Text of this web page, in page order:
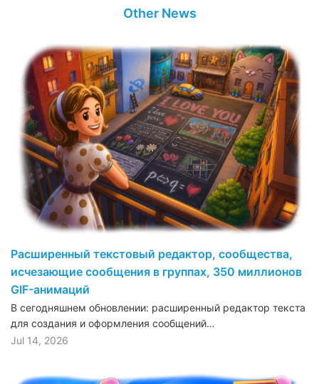
Other News
Расширенный текстовый редактор, сообщества,
исчезающие сообщения в группах, 350 миллионов
GIF-анимаций
В сегодняшнем обновлении: расширенный редактор текста
для создания и оформления сообщений…
Jul 14, 2026